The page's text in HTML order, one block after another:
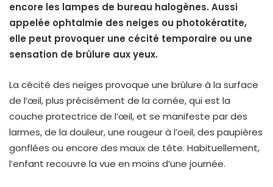
encore les lampes de bureau halogènes. Aussi
appelée ophtalmie des neiges ou photokératite,
elle peut provoquer une cécité temporaire ou une
sensation de brûlure aux yeux.
La cécité des neiges provoque une brûlure à la surface
de l’œil, plus précisément de la cornée, qui est la
couche protectrice de l’œil, et se manifeste par des
larmes, de la douleur, une rougeur à l’oeil, des paupières
gonflées ou encore des maux de tête. Habituellement,
l’enfant recouvre la vue en moins d’une journée.